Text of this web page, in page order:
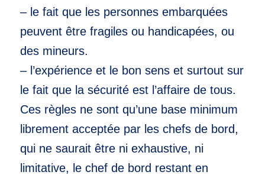
– le fait que les personnes embarquées
peuvent être fragiles ou handicapées, ou
des mineurs.
– l’expérience et le bon sens et surtout sur
le fait que la sécurité est l’affaire de tous.
Ces règles ne sont qu’une base minimum
librement acceptée par les chefs de bord,
qui ne saurait être ni exhaustive, ni
limitative, le chef de bord restant en